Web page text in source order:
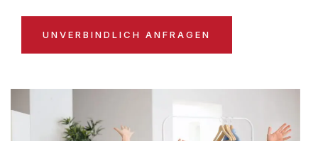
UNVERBINDLICH ANFRAGEN